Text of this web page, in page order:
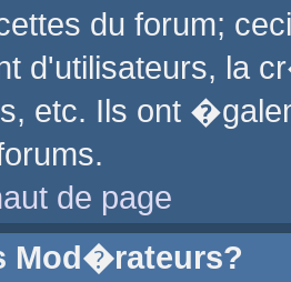
du forum;
d'utilisateurs, la
etc. Ils ont
de page
Mod�rateurs?